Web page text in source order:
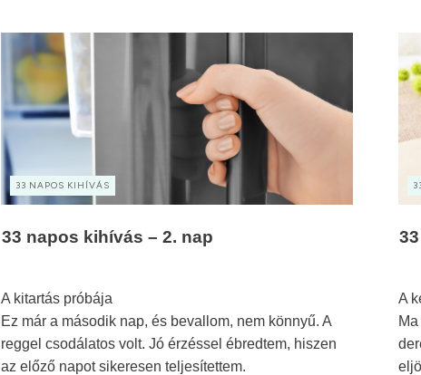
33 NAPOS KIHÍVÁS
33 napos kihívás – 2. nap
A kitartás próbája
Ez már a második nap, és bevallom, nem könnyű. A
reggel csodálatos volt. Jó érzéssel ébredtem, hiszen
az előző napot sikeresen teljesítettem.
A